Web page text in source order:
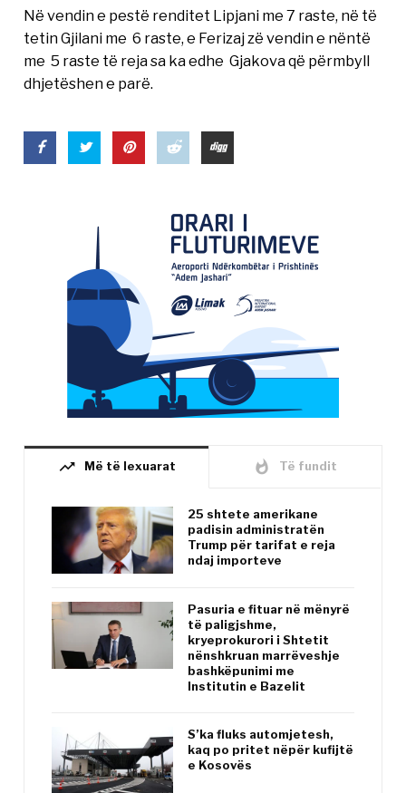
Në vendin e pestë renditet Lipjani me 7 raste, në të
tetin Gjilani me 6 raste, e Ferizaj zë vendin e nëntë
me 5 raste të reja sa ka edhe Gjakova që përmbyll
dhjetëshen e parë.
trending_up Më të lexuarat whatshot Të fundit
25 shtete amerikane
padisin administratën
Trump për tarifat e reja
ndaj importeve
Pasuria e fituar në mënyrë
të paligjshme,
kryeprokurori i Shtetit
nënshkruan marrëveshje
bashkëpunimi me
Institutin e Bazelit
S’ka fluks automjetesh,
kaq po pritet nëpër kufijtë
e Kosovës